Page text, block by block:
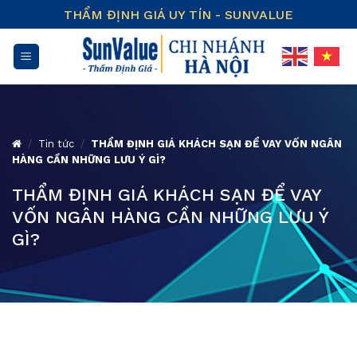
to
content
THẨM ĐỊNH GIÁ UY TÍN - SUNVALUE
/ Tin tức /
THẨM ĐỊNH GIÁ KHÁCH SẠN ĐỂ VAY VỐN NGÂN
HÀNG CẦN NHỮNG LƯU Ý GÌ?
THẨM ĐỊNH GIÁ KHÁCH SẠN ĐỂ VAY
VỐN NGÂN HÀNG CẦN NHỮNG LƯU Ý
GÌ?